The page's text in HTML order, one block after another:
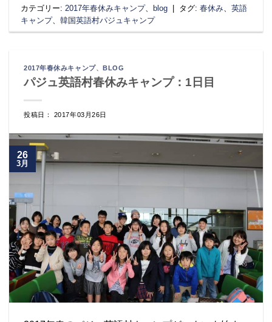
カテゴリー: 2017年春休みキャンプ、blog | タグ:春休み 、英語
キャンプ、韓国英語村パジュキャンプ
2017年春休みキャンプ、 BLOG
パジュ英語村春休みキャンプ：1日目
投稿日： 2017年03月26日
26
3月